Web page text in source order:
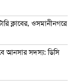
ক্লাবের, ওসমানীনগরে
আনসার সদস্য: ডিসি